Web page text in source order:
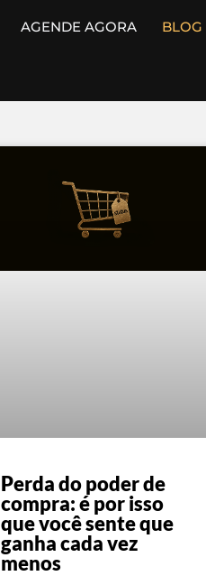
AGENDE AGORA
BLOG
Perda do poder de
compra: é por isso
que você sente que
ganha cada vez
menos